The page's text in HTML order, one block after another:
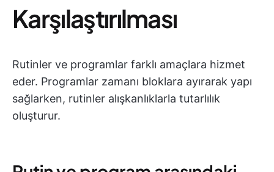
Karşılaştırılması
Rutinler ve programlar farklı amaçlara hizmet
eder. Programlar zamanı bloklara ayırarak yapı
sağlarken, rutinler alışkanlıklarla tutarlılık
oluşturur.